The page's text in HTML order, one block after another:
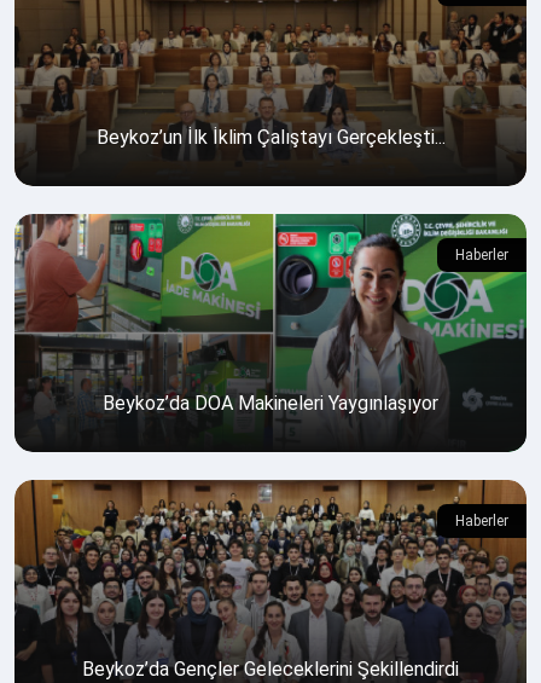
Beykoz’un İlk İklim Çalıştayı Gerçekleşti...
Beykoz’da DOA Makineleri Yaygınlaşıyor
Haberler
Beykoz’da Gençler Geleceklerini Şekillendirdi
Haberler